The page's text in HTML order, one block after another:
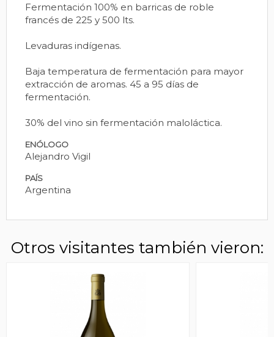
Fermentación 100% en barricas de roble
francés de 225 y 500 lts.
Levaduras indígenas.
Baja temperatura de fermentación para mayor
extracción de aromas. 45 a 95 días de
fermentación.
30% del vino sin fermentación maloláctica.
ENÓLOGO
Alejandro Vigil
PAÍS
Argentina
Otros visitantes también vieron: